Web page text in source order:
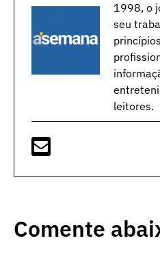
1998, o
seu
leitores.
Comente